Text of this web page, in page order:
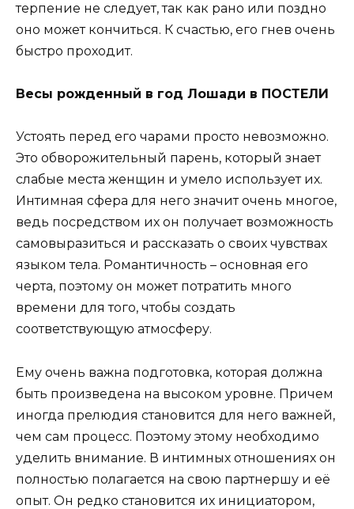
терпение не следует, так как рано или поздно
оно может кончиться. К счастью, его гнев очень
быстро проходит.
Весы рожденный в год Лошади в ПОСТЕЛИ
Устоять перед его чарами просто невозможно.
Это обворожительный парень, который знает
слабые места женщин и умело использует их.
Интимная сфера для него значит очень многое,
ведь посредством их он получает возможность
самовыразиться и рассказать о своих чувствах
языком тела. Романтичность – основная его
черта, поэтому он может потратить много
времени для того, чтобы создать
соответствующую атмосферу.
Ему очень важна подготовка, которая должна
быть произведена на высоком уровне. Причем
иногда прелюдия становится для него важней,
чем сам процесс. Поэтому этому необходимо
уделить внимание. В интимных отношениях он
полностью полагается на свою партнершу и её
опыт. Он редко становится их инициатором,